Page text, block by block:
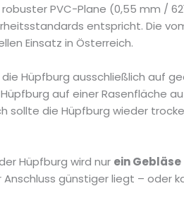
PVC-Plane (0,55 mm /
entspricht. Die
Einsatz in Österreich.
Hüpfburg ausschließlich auf
auf einer Rasenfläche
sollte die Hüpfburg wieder
Hüpfburg wird nur ein Gebläse
Anschluss günstiger liegt – oder